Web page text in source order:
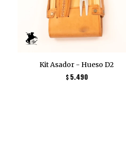
Kit Asador - Hueso D2
$ 5.490